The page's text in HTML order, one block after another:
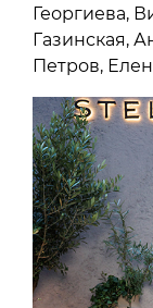
Георгиева,
Газинская,
Петров,